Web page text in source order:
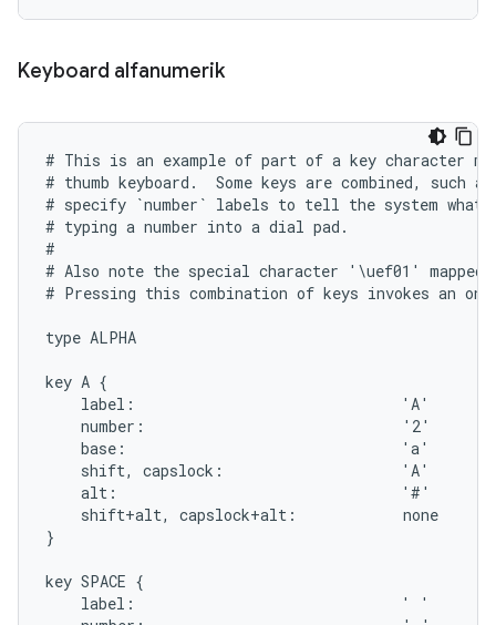
Keyboard alfanumerik
# This is an example of part of a key character
# thumb keyboard.  Some keys are combined, such
# specify `number` labels to tell the system what
# typing a number into a dial pad.
#
# Also note the special character '\uef01' mapped to
# Pressing this combination of keys invokes an
type ALPHA
key A {
    label:                              'A'
    number:                             '2'
    base:                               'a'
    shift, capslock:                    'A'
    alt:                                '#'
    shift+alt, capslock+alt:            none
}
key SPACE {
    label:                              ' '